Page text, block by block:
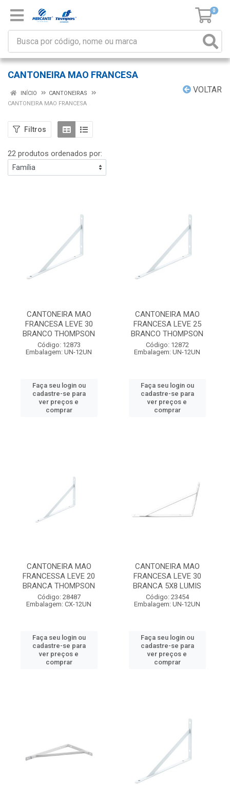
0
CANTONEIRA MAO FRANCESA
VOLTAR
INÍCIO
CANTONEIRAS
CANTONEIRA MAO FRANCESA
Filtros
22 produtos ordenados por:
CANTONEIRA MAO
FRANCESA LEVE 30
BRANCO THOMPSON
Código: 12873
Embalagem: UN-12UN
Faça seu login ou
cadastre-se para
ver preços e
comprar
CANTONEIRA MAO
FRANCESA LEVE 25
BRANCO THOMPSON
Código: 12872
Embalagem: UN-12UN
Faça seu login ou
cadastre-se para
ver preços e
comprar
CANTONEIRA MAO
FRANCESSA LEVE 20
BRANCA THOMPSON
Código: 28487
Embalagem: CX-12UN
Faça seu login ou
cadastre-se para
ver preços e
comprar
CANTONEIRA MAO
FRANCESA LEVE 30
BRANCA 5X8 LUMIS
Código: 23454
Embalagem: UN-12UN
Faça seu login ou
cadastre-se para
ver preços e
comprar